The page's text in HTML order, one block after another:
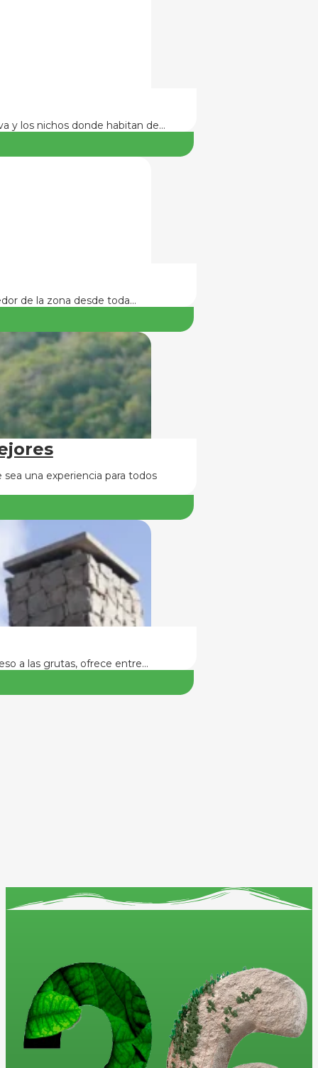
y los nichos donde habitan de…
de la zona desde toda…
una experiencia para todos
a las grutas, ofrece entre…